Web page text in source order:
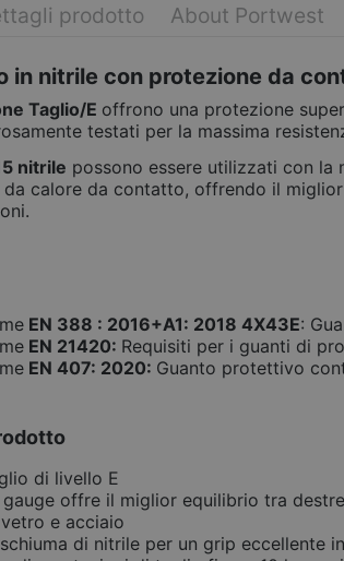
prodotto About Portwest
in nitrile con protezione da
Taglio/E offrono una protezione
testati per la massima
nitrile possono essere utilizzati con
calore da contatto, offrendo il
EN 388 : 2016+A1: 2018 4X43E:
EN 21420: Requisiti per i guanti di
EN 407: 2020: Guanto protettivo
di livello E
gauge offre il miglior equilibrio tra
e acciaio
di nitrile per un grip eccellente